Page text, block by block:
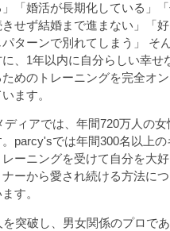
」「婚活が長期化している」
せず結婚まで進まない」「好
ターンで別れてしまう」 そ
、1年以内に自分らしい幸せ
めのトレーニングを完全オン
ます。
ィアでは、年間720万人の女
parcy'sでは年間300名以上の
ーニングを受けて自分を大好
ーから愛され続ける方法に
す。
突破し、男女関係のプロで